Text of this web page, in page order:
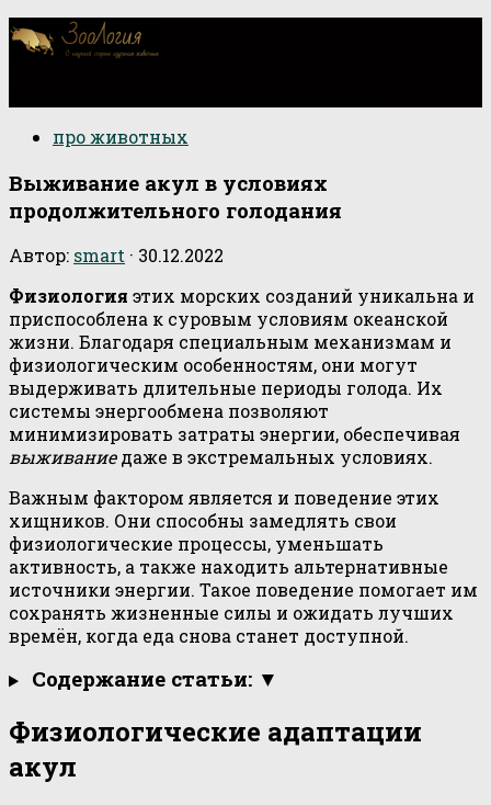
про животных
Выживание акул в условиях
продолжительного голодания
Автор: smart · 30.12.2022
Физиология этих морских созданий уникальна и
приспособлена к суровым условиям океанской
жизни. Благодаря специальным механизмам и
физиологическим особенностям, они могут
выдерживать длительные периоды голода. Их
системы энергообмена позволяют
минимизировать затраты энергии, обеспечивая
выживаниедаже в экстремальных условиях.
Важным фактором является и поведение этих
хищников. Они способны замедлять свои
физиологические процессы, уменьшать
активность, а также находить альтернативные
источники энергии. Такое поведение помогает им
сохранять жизненные силы и ожидать лучших
времён, когда еда снова станет доступной.
Содержание статьи: ▼
Физиологические адаптации
акул